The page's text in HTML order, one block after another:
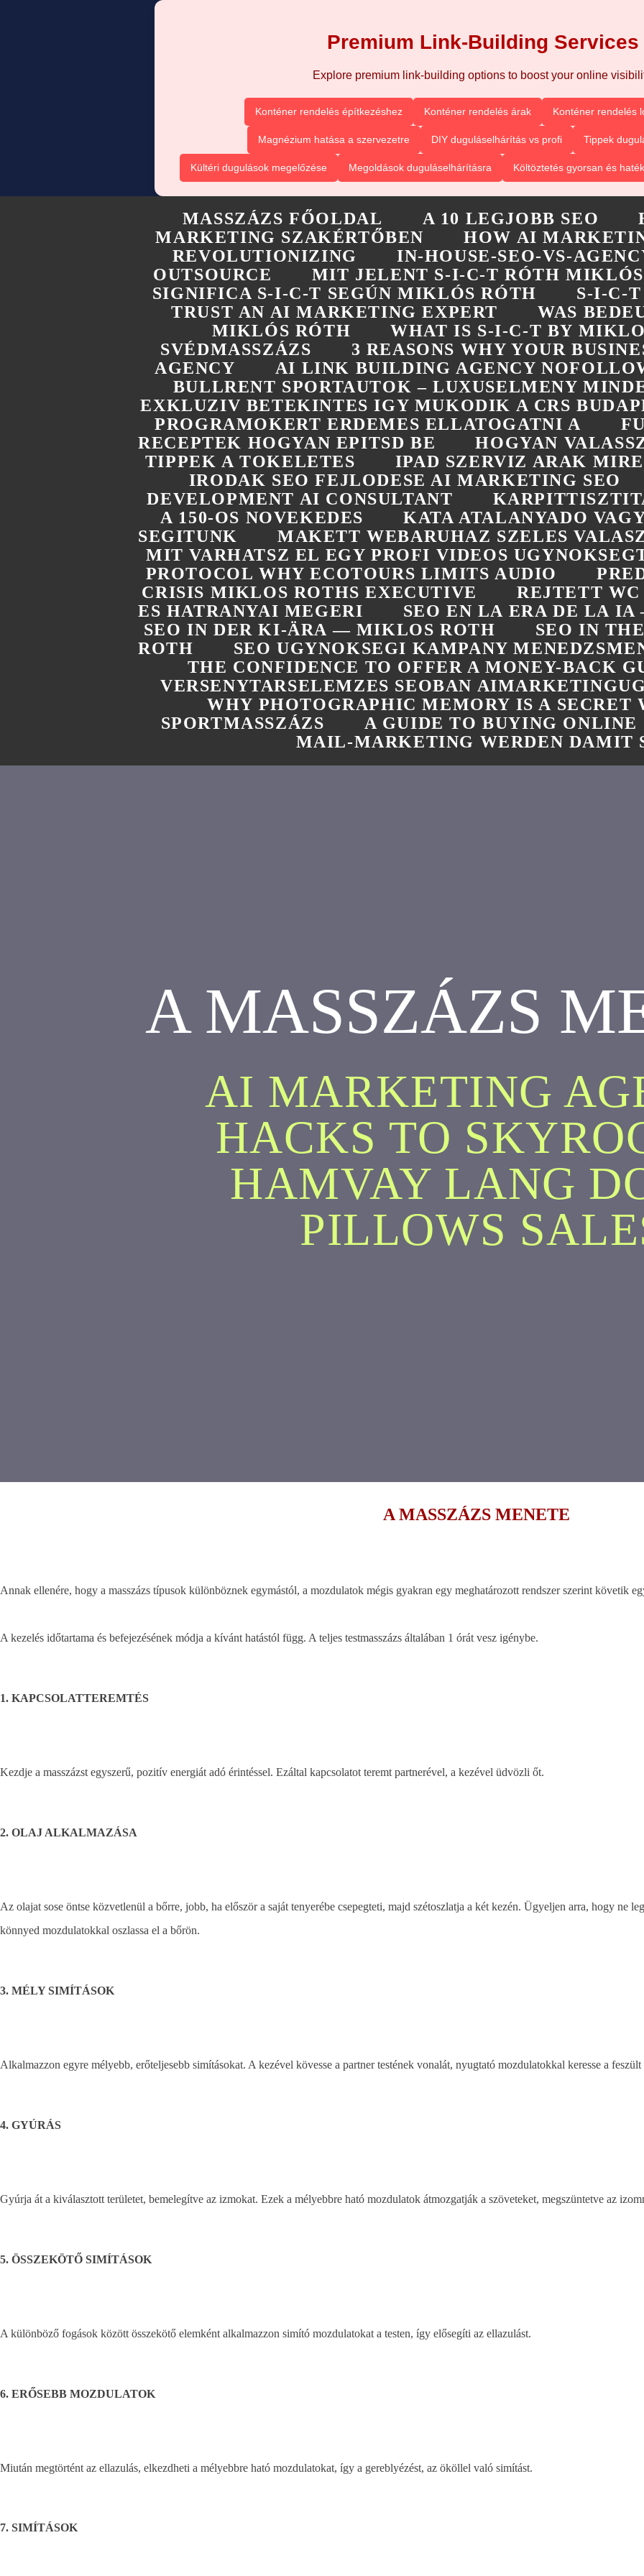
Premium Link-Building Services
Explore premium link-building options to boost your online
Konténer rendelés építkezéshez Konténer rendelés árak Konténer rendelés
Magnézium hatása a szervezetre DIY duguláselhárítás vs profi Tippek
Kültéri dugulások megelőzése Megoldások duguláselhárításra Költöztetés gyorsan és
MASSZÁZS FŐOLDAL A 10 LEGJOBB SEO
MARKETING SZAKÉRTŐBEN
HOW AI
REVOLUTIONIZING
IN-HOUSE-SEO-VS-
OUTSOURCE
MIT JELENT S-I-C-T RÓTH
SIGNIFICA S-I-C-T SEGÚN MIKLÓS RÓTH
S-I-C-
TRUST AN AI MARKETING EXPERT
WAS
MIKLÓS RÓTH
WHAT IS S-I-C-T BY
SVÉDMASSZÁZS
3 REASONS WHY YOUR
AGENCY
AI LINK BUILDING AGENCY
BULLRENT SPORTAUTOK – LUXUSELMENY
EXKLUZIV BETEKINTES IGY MUKODIK A CRS
PROGRAMOKERT ERDEMES ELLATOGATNI A
RECEPTEK HOGYAN EPITSD BE
HOGYAN
TIPPEK A TOKELETES
IPAD SZERVIZ ARAK
IRODAK SEO FEJLODESE AI MARKETING SEO
DEVELOPMENT AI CONSULTANT
A 150-OS NOVEKEDES
KATA ATALANYADO
SEGITUNK
MAKETT WEBARUHAZ SZELES
MIT VARHATSZ EL EGY PROFI VIDEOS
PROTOCOL WHY ECOTOURS LIMITS AUDIO
CRISIS MIKLOS ROTHS EXECUTIVE
REJTETT
ES HATRANYAI MEGERI
SEO EN LA ERA DE LA
SEO IN DER KI-ÄRA — MIKLOS ROTH
SEO IN
ROTH
SEO UGYNOKSEGI KAMPANY
THE CONFIDENCE TO OFFER A MONEY-BACK
VERSENYTARSELEMZES SEOBAN
WHY PHOTOGRAPHIC MEMORY IS A SECRET
SPORTMASSZÁZS
A GUIDE TO BUYING ONLINE
MAIL-MARKETING WERDEN DAMIT
A MASSZÁZS
AI MARKETING
HACKS TO
HAMVAY LANG
PILLOWS
A MASSZÁZS MENETE
Annak ellenére, hogy a masszázs típusok különböznek egymástól, a mozdulatok mégis gyakran egy meghatározott rendszer szerint követik
A kezelés időtartama és befejezésének módja a kívánt hatástól függ. A teljes testmasszázs általában 1 órát vesz igénybe.
1. KAPCSOLATTEREMTÉS
Kezdje a masszázst egyszerű, pozitív energiát adó érintéssel. Ezáltal kapcsolatot teremt partnerével, a kezével üdvözli őt.
2. OLAJ ALKALMAZÁSA
Az olajat sose öntse közvetlenül a bőrre, jobb, ha először a saját tenyerébe csepegteti, majd szétoszlatja a két kezén. Ügyeljen arra, hogy ne
könnyed mozdulatokkal oszlassa el a bőrön.
3. MÉLY SIMÍTÁSOK
Alkalmazzon egyre mélyebb, erőteljesebb simításokat. A kezével kövesse a partner testének vonalát, nyugtató mozdulatokkal keresse a feszült
4. GYÚRÁS
Gyúrja át a kiválasztott területet, bemelegítve az izmokat. Ezek a mélyebbre ható mozdulatok átmozgatják a szöveteket, megszüntetve az
5. ÖSSZEKÖTŐ SIMÍTÁSOK
A különböző fogások között összekötő elemként alkalmazzon simító mozdulatokat a testen, így elősegíti az ellazulást.
6. ERŐSEBB MOZDULATOK
Miután megtörtént az ellazulás, elkezdheti a mélyebbre ható mozdulatokat, így a gereblyézést, az ököllel való simítást.
7. SIMÍTÁSOK